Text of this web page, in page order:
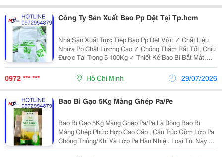
Công Ty Sản Xuất Bao Pp Dệt Tại Tp.hcm
Nhà Sản Xuất Trực Tiếp Bao Pp Dệt Với: ✓ Chất Liệu
Nhựa Pp Chất Lượng Cao ✓ Chống Thấm Rất Tốt, Chịu
Được Tải Trọng 5-100Kg ✓ Thiết Kế Bao Bì Bắt Mắt,
Tính Thẩm Mỹ Cao ✓ Giá Thành Hợp Lý, Tiến Độ Giao
Hàng Đảm Bảo ✓ Đáp Ứng Trong Nhiều Lĩnh Vực:
Phân...
0972 *** *** Hồ Chí Minh 29/07/2026
Bao Bì Gạo 5Kg Màng Ghép Pa/Pe
Bao Bì Gạo 5Kg Màng Ghép Pa/Pe Là Dòng Bao Bì
Màng Ghép Phức Hợp Cao Cấp , Cấu Trúc Gồm Lớp Pa
Chống Thủng/Khí Và Lớp Pe Hàn Nhiệt. Loại Túi Này Có
Độ Dày 140 - 150Mic (Kích Thước Chuẩn 30 &Times; 51